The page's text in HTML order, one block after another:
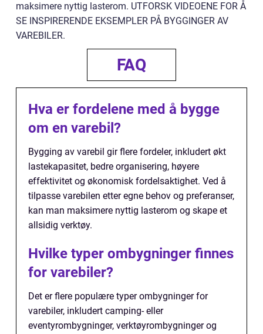
maksimere nyttig lasterom. UTFORSK VIDEOENE FOR Å
SE INSPIRERENDE EKSEMPLER PÅ BYGGINGER AV
VAREBILER.
FAQ
Hva er fordelene med å bygge
om en varebil?
Bygging av varebil gir flere fordeler, inkludert økt
lastekapasitet, bedre organisering, høyere
effektivitet og økonomisk fordelsaktighet. Ved å
tilpasse varebilen etter egne behov og preferanser,
kan man maksimere nyttig lasterom og skape et
allsidig verktøy.
Hvilke typer ombygninger finnes
for varebiler?
Det er flere populære typer ombygninger for
varebiler, inkludert camping- eller
eventyrombygninger, verktøyrombygninger og